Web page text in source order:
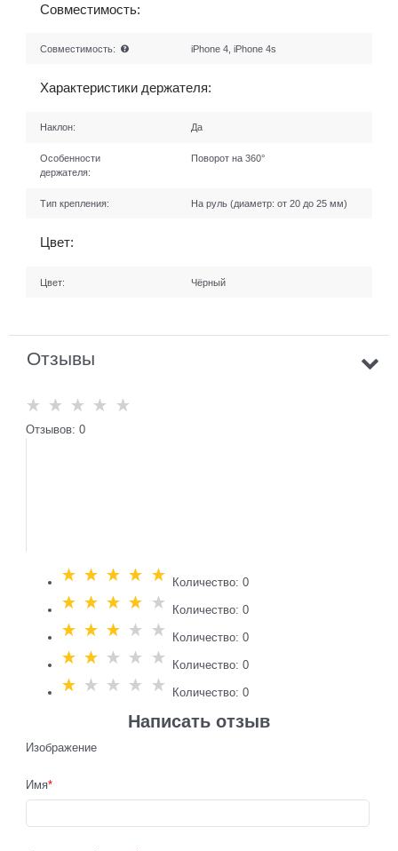
Совместимость:
Совместимость: iPhone 4, iPhone 4s
Характеристики держателя:
Наклон: Да
Особенности
держателя:
Поворот на 360°
Тип крепления: На руль (диаметр: от 20 до 25 мм)
Цвет:
Цвет: Чёрный
Отзывы
Отзывов: 0
Количество: 0
Количество: 0
Количество: 0
Количество: 0
Количество: 0
Написать отзыв
Изображение
Имя